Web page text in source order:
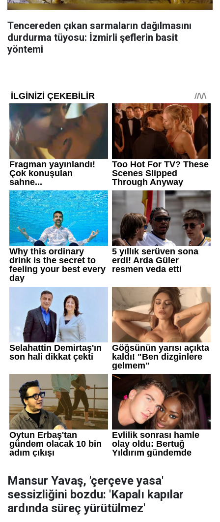
Tencereden çıkan sarmaların dağılmasını
durdurma tüyosu: İzmirli şeflerin basit
yöntemi
Mansur Yavaş, 'çerçeve yasa'
sessizliğini bozdu: 'Kapalı kapılar
ardında süreç yürütülmez'